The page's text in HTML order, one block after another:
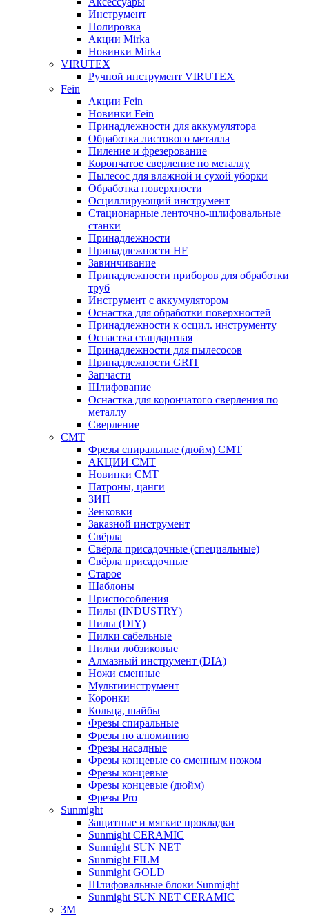
Инструмент
Полировка
Акции Mirka
Новинки Mirka
VIRUTEX
Ручной инструмент VIRUTEX
Fein
Акции Fein
Новинки Fein
Принадлежности для аккумулятора
Обработка листового металла
Пиление и фрезерование
Корончатое сверление по металлу
Пылесос для влажной и сухой уборки
Обработка поверхности
Осциллирующий инструмент
Стационарные ленточно-шлифовальные
станки
Принадлежности
Принадлежности HF
Завинчивание
Принадлежности приборов для обработки
труб
Инструмент с аккумулятором
Оснастка для обработки поверхностей
Принадлежности к осцил. инструменту
Оснастка стандартная
Принадлежности для пылесосов
Принадлежности GRIT
Запчасти
Шлифование
Оснастка для корончатого сверления по
металлу
Сверление
CMT
Фрезы спиральные (дюйм) СМТ
АКЦИИ СМТ
Новинки CMT
Патроны, цанги
ЗИП
Зенковки
Заказной инструмент
Свёрла
Свёрла присадочные (специальные)
Свёрла присадочные
Старое
Шаблоны
Приспособления
Пилы (INDUSTRY)
Пилы (DIY)
Пилки сабельные
Пилки лобзиковые
Алмазный инструмент (DIA)
Ножи сменные
Мультиинструмент
Коронки
Кольца, шайбы
Фрезы спиральные
Фрезы по алюминию
Фрезы насадные
Фрезы концевые со сменным ножом
Фрезы концевые
Фрезы концевые (дюйм)
Фрезы Pro
Sunmight
Защитные и мягкие прокладки
Sunmight CERAMIC
Sunmight SUN NET
Sunmight FILM
Sunmight GOLD
Шлифовальные блоки Sunmight
Sunmight SUN NET CERAMIC
3M